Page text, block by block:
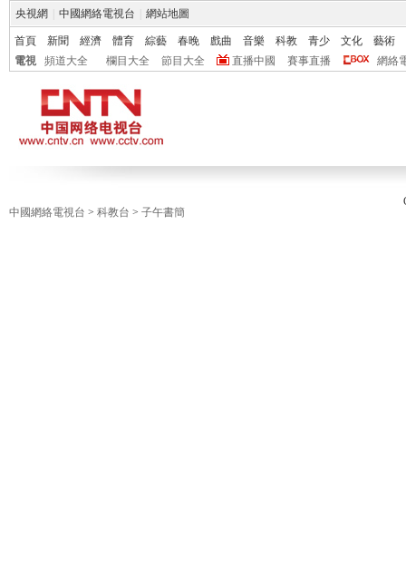
央視網 中國網絡電視台 網站地圖
首頁 新聞 經濟 體育 綜藝 春晚 戲曲 音樂 科教 青少 文化
藝術
電視
頻道大全 欄目大全 節目大全 直播中國 賽事直播 網絡
中國網絡電視台 > 科教台 > 子午書簡